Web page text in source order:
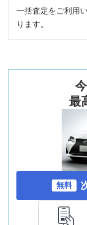
一括査定をご利用
ります。
最
無料